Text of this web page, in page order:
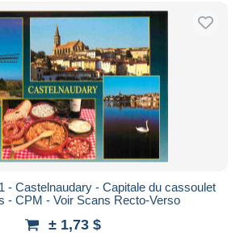
- Castelnaudary - Capitale du cassoulet
- CPM - Voir Scans Recto-Verso
± 1,73 $